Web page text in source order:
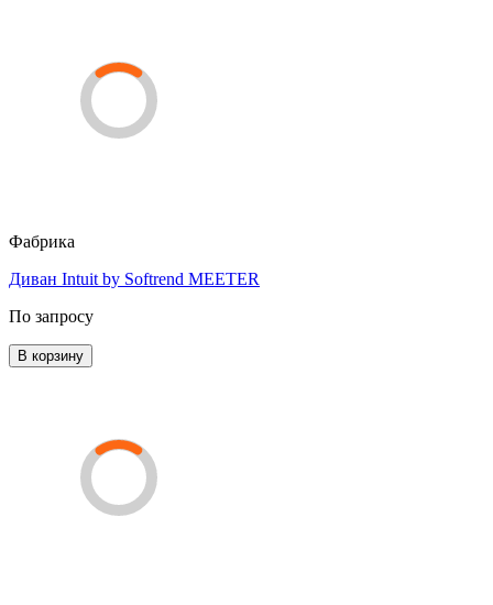
Фабрика
Диван Intuit by Softrend MEETER
По запросу
В корзину